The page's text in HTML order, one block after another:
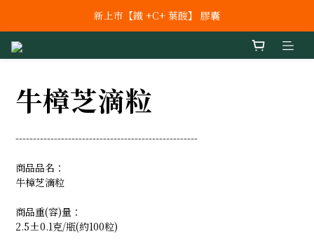
新上市【鐵 +C+ 葉酸】 膠囊
新上市【鐵 +C+ 葉酸】 膠囊
全館滿額 $2000 免運!!  (外島與部份地區除外))
新上市【鐵 +C+ 葉酸】 膠囊
牛樟芝滴粒
----------------------------------------------------
商品品名：
牛樟芝滴粒
商品重(容)量：
2.5±0.1克/瓶(約100粒)